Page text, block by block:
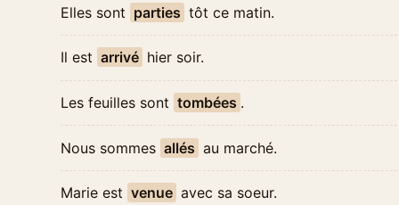
Elles sont parties tôt ce matin.
Il est arrivé hier soir.
Les feuilles sont tombées .
Nous sommes allés au marché.
Marie est venue avec sa soeur.